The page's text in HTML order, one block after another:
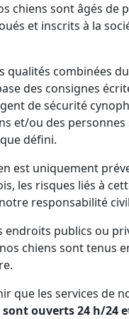
chiens sont âgés de
et inscrits à la
qualités combinées
des consignes
de sécurité
et/ou des personnes
défini.
est uniquement
les risques liés à
responsabilité
endroits publics ou
chiens sont tenus
que les services de
ouverts 24 h/24